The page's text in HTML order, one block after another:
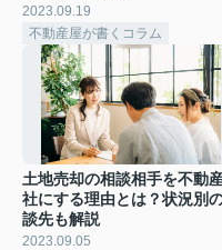
2023.09.19
不動産屋が書くコラム
土地売却の相談相手を不動
社にする理由とは？状況別
談先も解説
2023.09.05